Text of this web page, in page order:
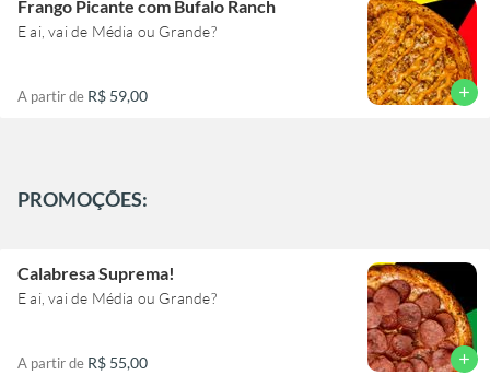
Frango Picante com Bufalo Ranch
E ai, vai de Média ou Grande?
A partir de R$ 59,00 add
PROMOÇÕES:
Calabresa Suprema!
E ai, vai de Média ou Grande?
A partir de R$ 55,00 add